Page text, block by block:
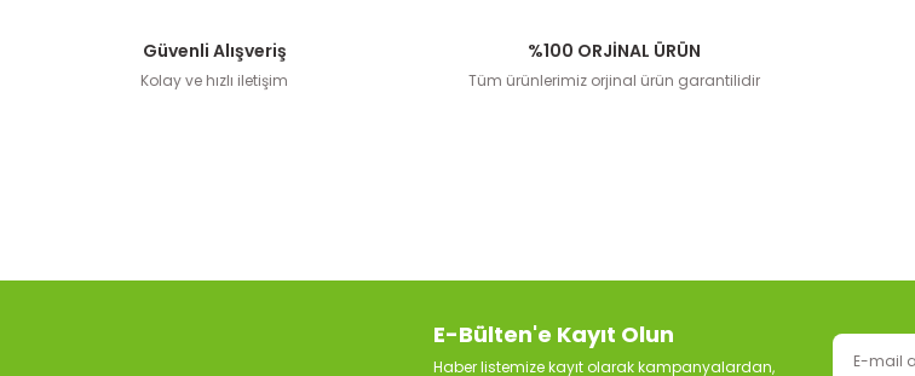
Güvenli Alışveriş
Kolay ve hızlı iletişim
%100 ORJİNAL ÜRÜN
Tüm ürünlerimiz orjinal ürün garantilidir
E-Bülten'e Kayıt Olun
Haber listemize kayıt olarak kampanyalardan,